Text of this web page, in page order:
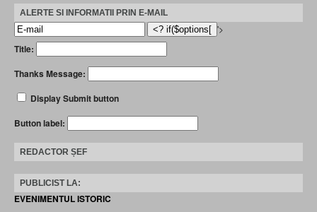
ALERTE SI INFORMATII PRIN E-MAIL
'>
Title:
Thanks Message:
Display Submit button
Button label:
REDACTOR ȘEF
PUBLICIST LA:
EVENIMENTUL ISTORIC